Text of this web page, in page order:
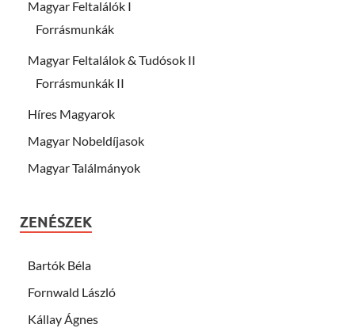
Magyar Feltalálók I
Forrásmunkák
Magyar Feltalálok & Tudósok II
Forrásmunkák II
Híres Magyarok
Magyar Nobeldíjasok
Magyar Találmányok
ZENÉSZEK
Bartók Béla
Fornwald László
Kállay Ágnes